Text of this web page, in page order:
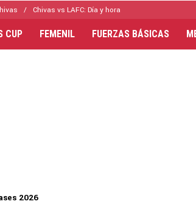
Chivas vs LAFC: Día y hora
CUP FEMENIL FUERZAS BÁSICAS
2026